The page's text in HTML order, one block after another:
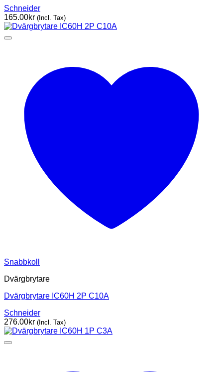
Schneider
165.00kr (Incl. Tax)
Snabbkoll
Dvärgbrytare
Dvärgbrytare IC60H 2P C10A
Schneider
276.00kr (Incl. Tax)